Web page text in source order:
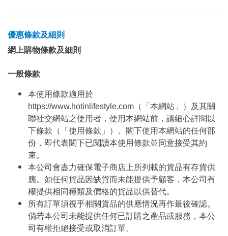
優惠條款及細則
網上購物條款及細則
一般條款
本使用條款適用於
https://www.hotinlifestyle.com（「本網站」）及其關
聯社交網站之使用者，使用本網站前，請細心詳閱以
下條款（「使用條款」）。閣下使用本網站的任何部
份，即代表閣下已閱讀本使用條款並同意接受其約
束。
本公司會盡力確保電子商店上所列載的貨品有存貨供
應。如任何貨品因缺貨而未能提供予顧客，本公司有
權提供相同種類及價格的貨品以供替代。
所有訂單須視乎相關貨品的供應情況再作最後確認。
倘若本公司未能提供任何已訂購之產品或服務，本公
司有權拒絕接受或取消訂單。